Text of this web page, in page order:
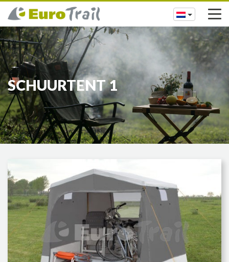
SCHUURTENT 1